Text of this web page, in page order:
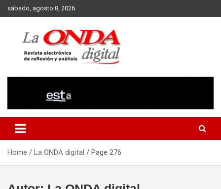
Skip
to
sábado, agosto 8, 2026
Home La ONDA digital Page 276